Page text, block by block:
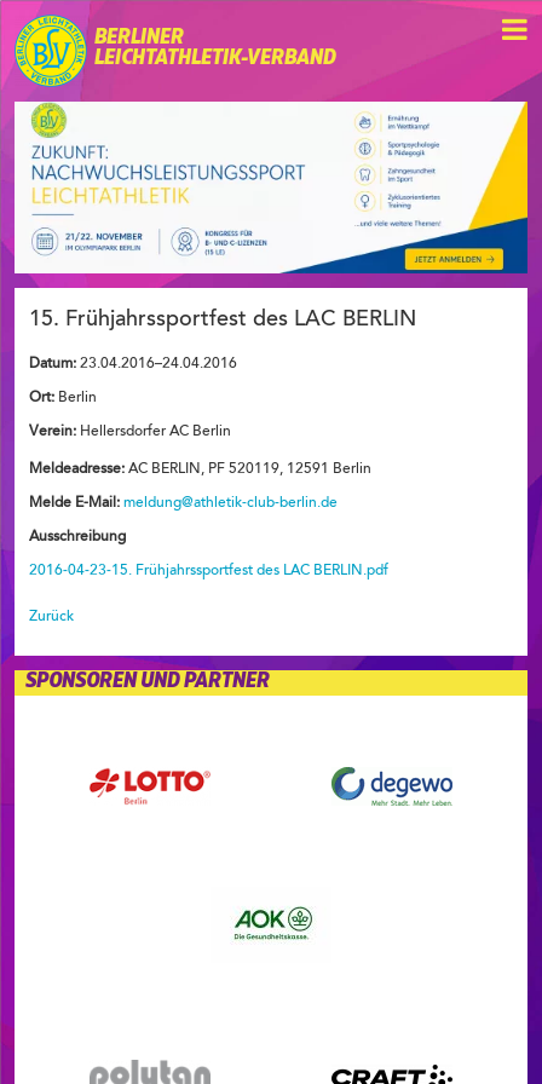
BERLINER
LEICHTATHLETIK-VERBAND
15. Frühjahrssportfest des LAC BERLIN
Datum: 23.04.2016–24.04.2016
Ort: Berlin
Verein: Hellersdorfer AC Berlin
Meldeadresse: AC BERLIN, PF 520119, 12591 Berlin
Melde E-Mail: meldung@athletik-club-berlin.de
Ausschreibung
2016-04-23-15. Frühjahrssportfest des LAC BERLIN.pdf
Zurück
SPONSOREN UND PARTNER